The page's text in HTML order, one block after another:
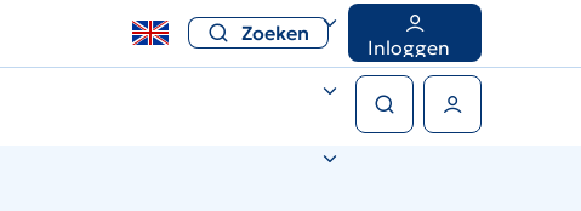
Zoeken
Inloggen